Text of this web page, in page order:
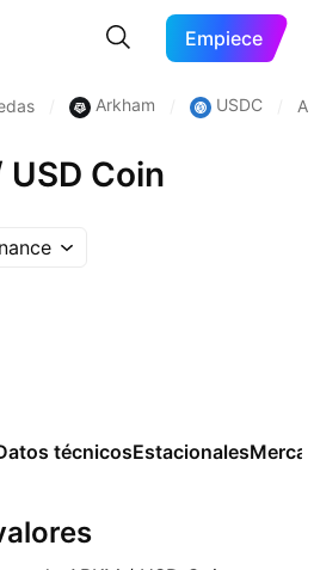
Empiece
Arkham USDC
USD Coin
técnicosEstacionales